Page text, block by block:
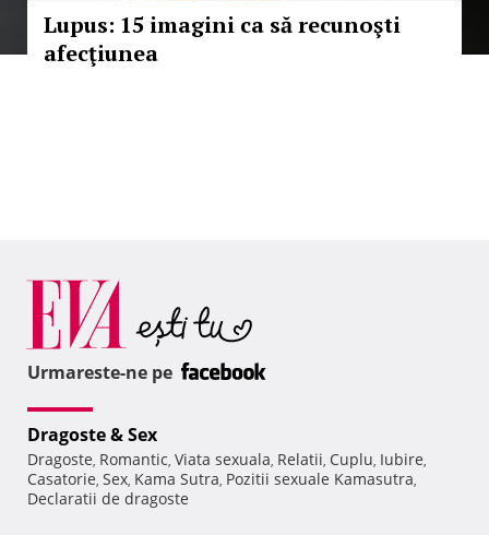
Lupus: 15 imagini ca să recunoşti
afecţiunea
Urmareste-ne pe
Dragoste & Sex
Dragoste, Romantic, Viata sexuala, Relatii, Cuplu, Iubire,
Casatorie, Sex, Kama Sutra, Pozitii sexuale Kamasutra,
Declaratii de dragoste